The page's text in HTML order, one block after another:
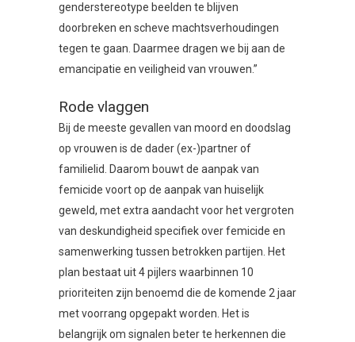
genderstereotype beelden te blijven
doorbreken en scheve machtsverhoudingen
tegen te gaan. Daarmee dragen we bij aan de
emancipatie en veiligheid van vrouwen.”
Rode vlaggen
Bij de meeste gevallen van moord en doodslag
op vrouwen is de dader (ex-)partner of
familielid. Daarom bouwt de aanpak van
femicide voort op de aanpak van huiselijk
geweld, met extra aandacht voor het vergroten
van deskundigheid specifiek over femicide en
samenwerking tussen betrokken partijen. Het
plan bestaat uit 4 pijlers waarbinnen 10
prioriteiten zijn benoemd die de komende 2 jaar
met voorrang opgepakt worden. Het is
belangrijk om signalen beter te herkennen die